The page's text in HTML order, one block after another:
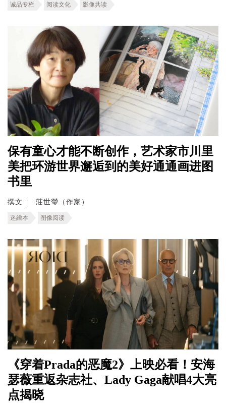
诚品专栏 阅读文化 影像共读
保有童心才能不断创作，艺术家市川里
美把环游世界邂逅到的美好通通画进图
书里
撰文 莊世瑩（作家）
迷繪本 图像阅读
《穿着Prada的恶魔2》上映必看！安海
瑟薇重返杂志社、Lady Gaga献唱4大亮
点揭晓